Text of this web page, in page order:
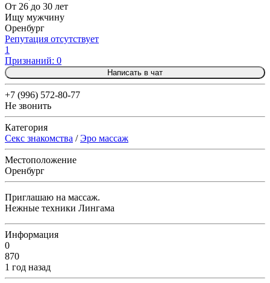
От 26 до 30 лет
Ищу мужчину
Оренбург
Репутация отсутствует
1
Признаний: 0
Написать в чат
+7 (996) 572-80-77
Не звонить
Категория
Секс знакомства /Эро массаж
Местоположение
Оренбург
Приглашаю на массаж.
Нежные техники Лингама
Информация
0
870
1 год назад